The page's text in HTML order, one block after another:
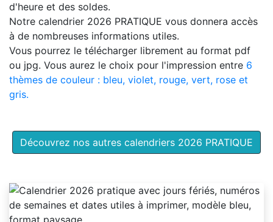
d'heure et des soldes.
Notre calendrier 2026 PRATIQUE vous donnera accès
à de nombreuses informations utiles.
Vous pourrez le télécharger librement au format pdf
ou jpg. Vous aurez le choix pour l'impression entre 6
thèmes de couleur : bleu, violet, rouge, vert, rose et
gris.
Découvrez nos autres calendriers 2026 PRATIQUE